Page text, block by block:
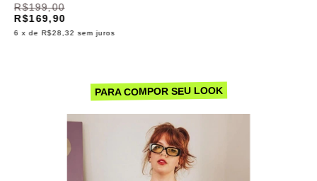
R$199,00
R$169,90
6 x de R$28,32 sem juros
PARA COMPOR SEU LOOK